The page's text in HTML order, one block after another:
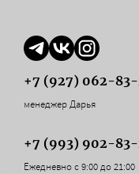
+7 (927) 062-
менеджер Дарья
+7 (993) 902-
Ежедневно с 9:00 до 21:00